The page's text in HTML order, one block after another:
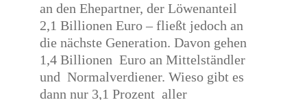
an den Ehepartner, der Löwenanteil
2,1 Billionen Euro – fließt jedoch an
die nächste Generation. Davon gehen
1,4 Billionen Euro an Mittelständler
und Normalverdiener. Wieso gibt es
dann nur 3,1 Prozent aller